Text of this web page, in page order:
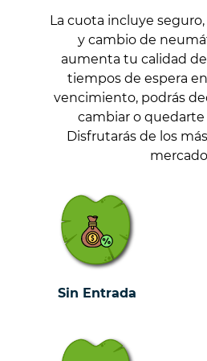
La cuota incluye
y cambio de
aumenta tu calidad
tiempos de espera
vencimiento, podrás
cambiar o
Disfrutarás de los
Sin Entrada